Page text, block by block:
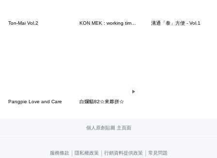
Ton-Mai Vol.2 KON MEK : working time 2 (CN - TH) 溝通「泰」方便 - Vol.1
Pangpie Love and Care 白爛貓82☆來夥拼☆
個人原創貼圖 主頁面
服務條款 | 隱私權政策 | 行銷資料提供政策 | 常見問題